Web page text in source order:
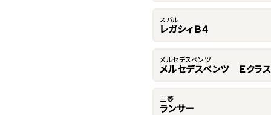
スバル
レガシィＢ４
メルセデスベンツ
メルセデスベンツ Ｅクラス
三菱
ランサー